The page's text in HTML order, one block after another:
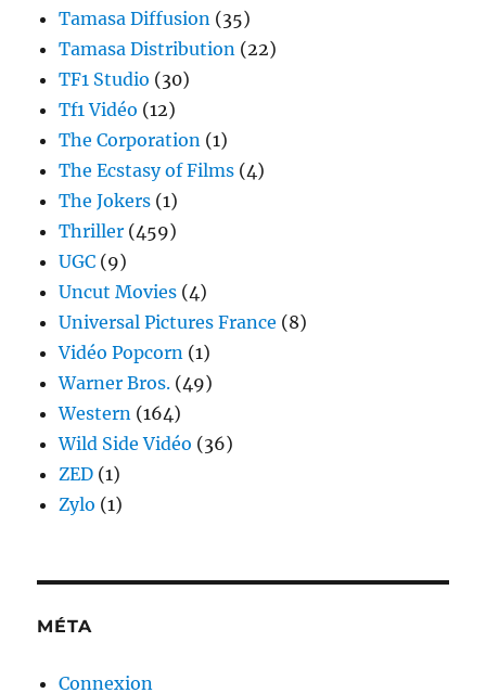
Tamasa Diffusion (35)
Tamasa Distribution (22)
TF1 Studio (30)
Tf1 Vidéo (12)
The Corporation (1)
The Ecstasy of Films (4)
The Jokers (1)
Thriller (459)
UGC (9)
Uncut Movies (4)
Universal Pictures France (8)
Vidéo Popcorn (1)
Warner Bros. (49)
Western (164)
Wild Side Vidéo (36)
ZED (1)
Zylo (1)
MÉTA
Connexion